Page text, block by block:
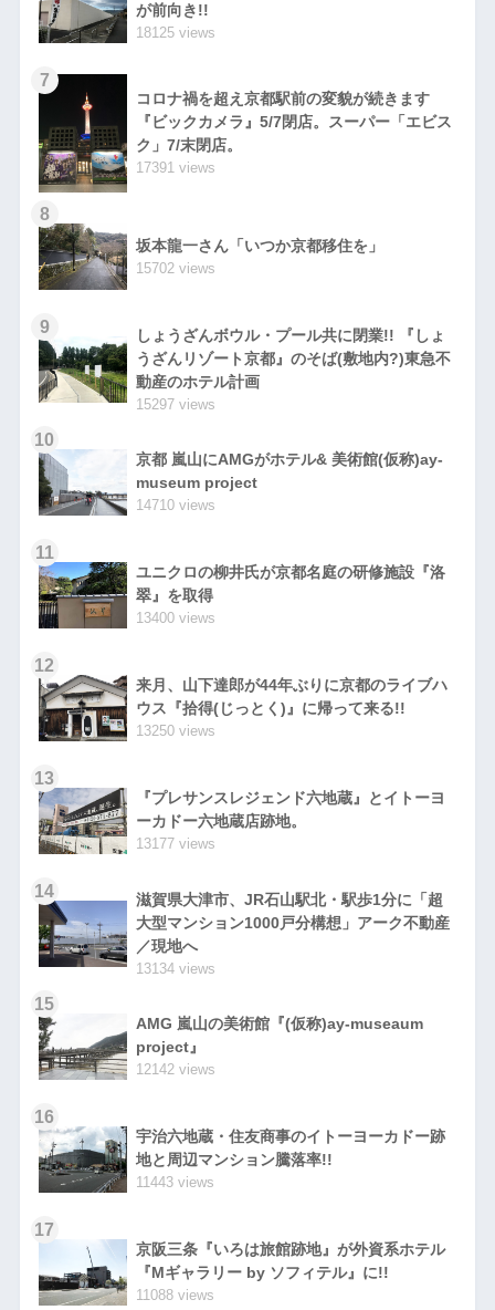
が前向き!!
18125 views
7
コロナ禍を超え京都駅前の変貌が続きます
『ビックカメラ』5/7閉店。スーパー「エビス
ク」7/末閉店。
17391 views
8
坂本龍一さん「いつか京都移住を」
15702 views
9
しょうざんボウル・プール共に閉業!! 『しょ
うざんリゾート京都』のそば(敷地内?)東急不
動産のホテル計画
15297 views
10
京都 嵐山にAMGがホテル& 美術館(仮称)ay-
museum project
14710 views
11
ユニクロの柳井氏が京都名庭の研修施設『洛
翠』を取得
13400 views
12
来月、山下達郎が44年ぶりに京都のライブハ
ウス『拾得(じっとく)』に帰って来る!!
13250 views
13
『プレサンスレジェンド六地蔵』とイトーヨ
ーカドー六地蔵店跡地。
13177 views
14
滋賀県大津市、JR石山駅北・駅歩1分に「超
大型マンション1000戸分構想」アーク不動産
／現地へ
13134 views
15
AMG 嵐山の美術館『(仮称)ay-museaum
project』
12142 views
16
宇治六地蔵・住友商事のイトーヨーカドー跡
地と周辺マンション騰落率!!
11443 views
17
京阪三条『いろは旅館跡地』が外資系ホテル
『Mギャラリー by ソフィテル』に!!
11088 views